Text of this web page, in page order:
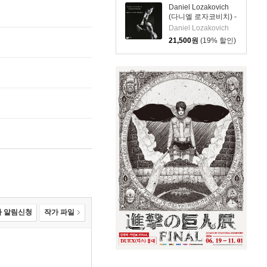
Daniel Lozakovich
(다니엘 로자코비치) -
바이올린 소품집
(Lost to the World)
Daniel Lozakovich
21,500원 (19% 할인)
알림신청 작가 파일